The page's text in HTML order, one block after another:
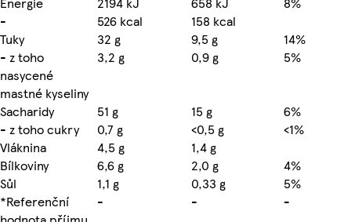
-
526 kcal
158 kcal
Tuky
32 g 9,5 g
14%
- z toho
nasycené
mastné kyseliny
3,2 g 0,9 g 5%
Sacharidy 51 g 15 g
6%
- z toho cukry
0,7 g <0,5 g
<1%
Vláknina
4,5 g
1,4 g
Bílkoviny
6,6 g 2,0 g
4%
Sůl
1,1 g 0,33 g
5%
*Referenční
- - -